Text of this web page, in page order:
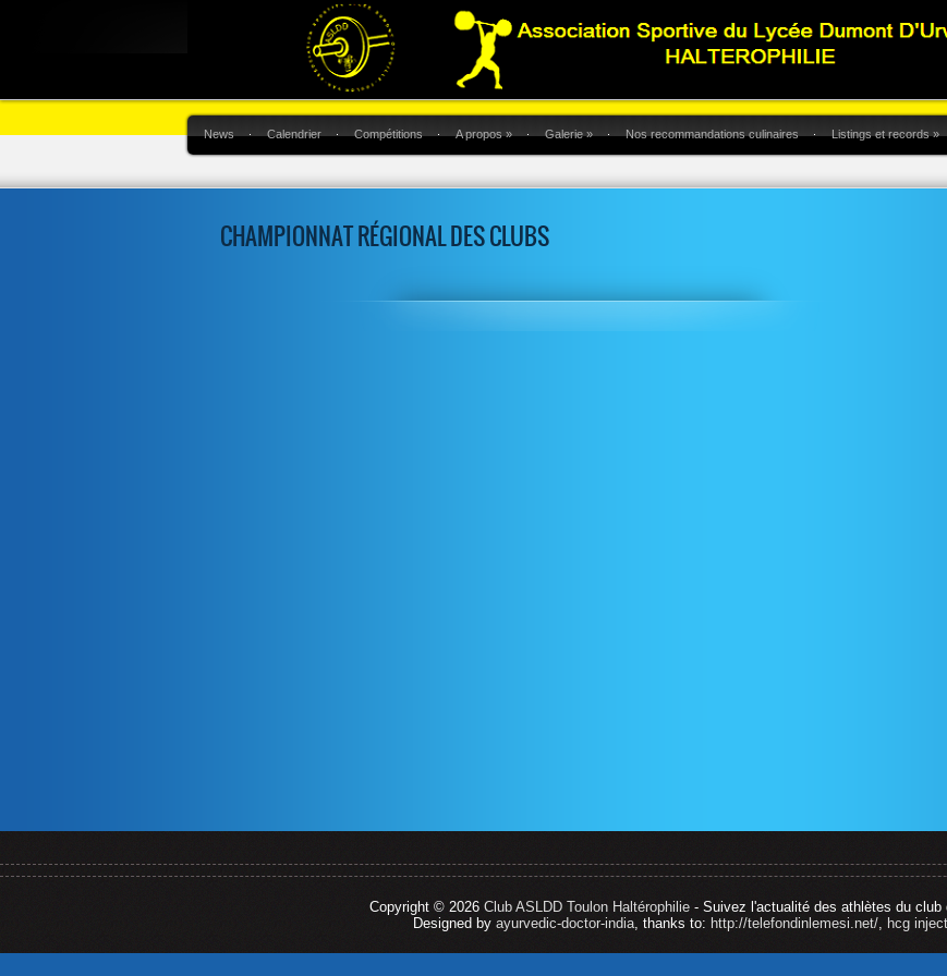
News Calendrier Compétitions A propos» Galerie» Nos recommandations culinaires Listings et records»
CHAMPIONNAT RÉGIONAL DES CLUBS
Copyright © 2026 Club ASLDD Toulon Haltérophilie- Suivez l'actualité des athlètes du club
Designed by ayurvedic-doctor-india, thanks to: http://telefondinlemesi.net/, hcg